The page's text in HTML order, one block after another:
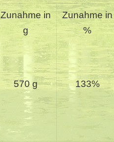
Zunahme in
g
Zunahme in
%
570 g 133%